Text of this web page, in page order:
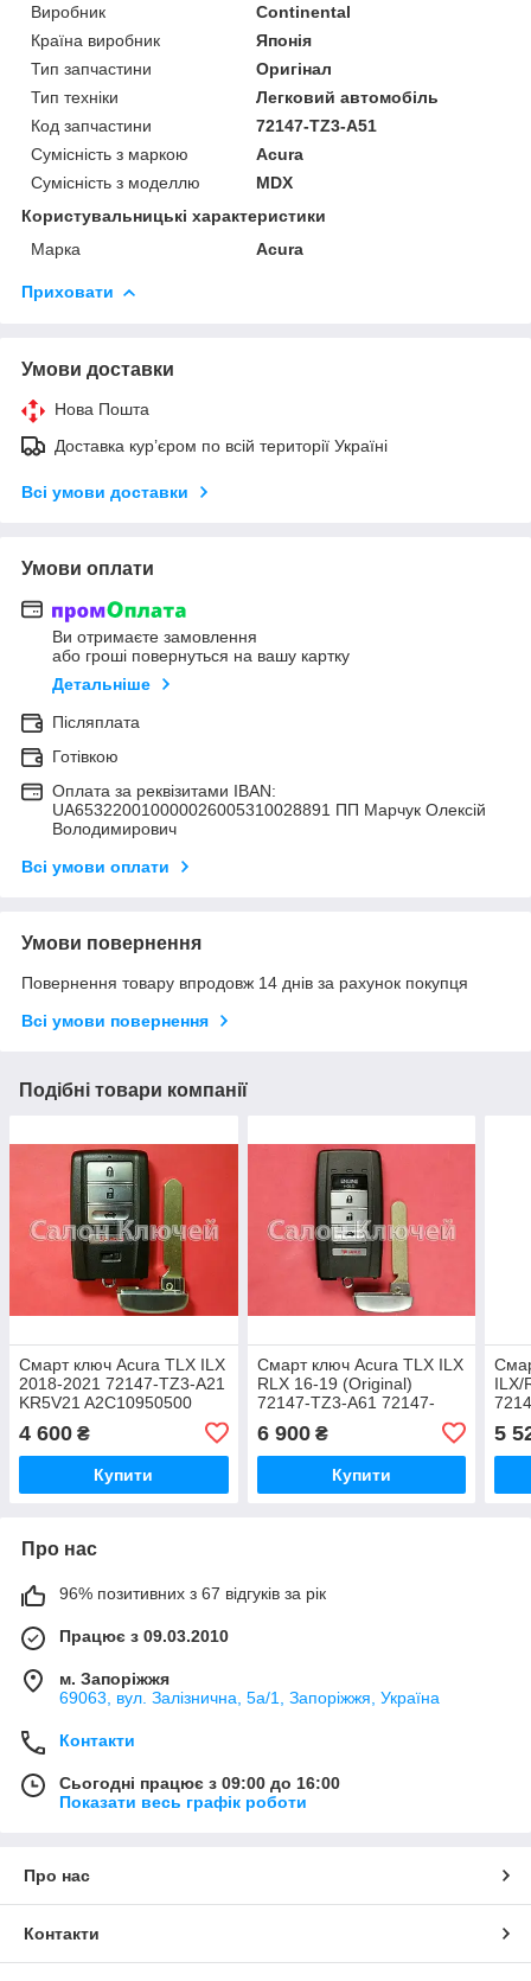
Виробник
Continental
Країна виробник
Японія
Тип запчастини
Оригінал
Тип техніки
Легковий автомобіль
Код запчастини
72147-TZ3-A51
Сумісність з маркою
Acura
Сумісність з моделлю
MDX
Користувальницькі характеристики
Марка
Acura
Приховати
Умови доставки
Нова Пошта
Доставка кур’єром по всій території Україні
Всі умови доставки
Умови оплати
Ви отримаєте замовлення
або гроші повернуться на вашу картку
Детальніше
Післяплата
Готівкою
Оплата за реквізитами IBAN:
UA653220010000026005310028891 ПП Марчук Олексій
Володимирович
Всі умови оплати
Умови повернення
Повернення товару впродовж 14 днів за рахунок покупця
Всі умови повернення
Подібні товари компанії
Смарт ключ Acura TLX ILX
2018-2021 72147-TZ3-A21
KR5V21 A2C10950500
4 600 ₴
Купити
Смарт ключ Acura TLX ILX
RLX 16-19 (Original)
72147-TZ3-A61 72147-
A2C80399900
6 900₴
Купити
ILX/
5
Про нас
96% позитивних з 67 відгуків за рік
Працює з 09.03.2010
м. Запоріжжя
69063, вул. Залізнична, 5а/1, Запоріжжя, Україна
Контакти
Сьогодні працює з 09:00 до 16:00
Показати весь графік роботи
Про нас
Контакти